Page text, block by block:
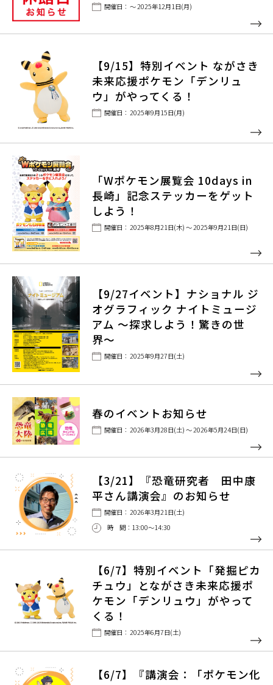
開催日： ～ 2025年12月1日(月)
【9/15】特別イベント ながさき
未来応援ポケモン「デンリュ
ウ」がやってくる！
開催日： 2025年9月15日(月)
「Wポケモン展覧会 10days in
長崎」記念ステッカーをゲット
しよう！
開催日： 2025年8月21日(木) ～ 2025年9月21日(日)
【9/27イベント】ナショナル ジ
オグラフィック ナイトミュージ
アム 〜探求しよう！驚きの世
界〜
開催日： 2025年9月27日(土)
春のイベントお知らせ
開催日： 2026年3月28日(土) ～ 2026年5月24日(日)
【3/21】『恐竜研究者 田中康
平さん講演会』のお知らせ
開催日： 2026年3月21日(土)
時 間：13:00〜14:30
【6/7】特別イベント「発掘ピカ
チュウ」とながさき未来応援ポ
ケモン「デンリュウ」がやって
くる！
開催日： 2025年6月7日(土)
【6/7】『講演会：「ポケモン化